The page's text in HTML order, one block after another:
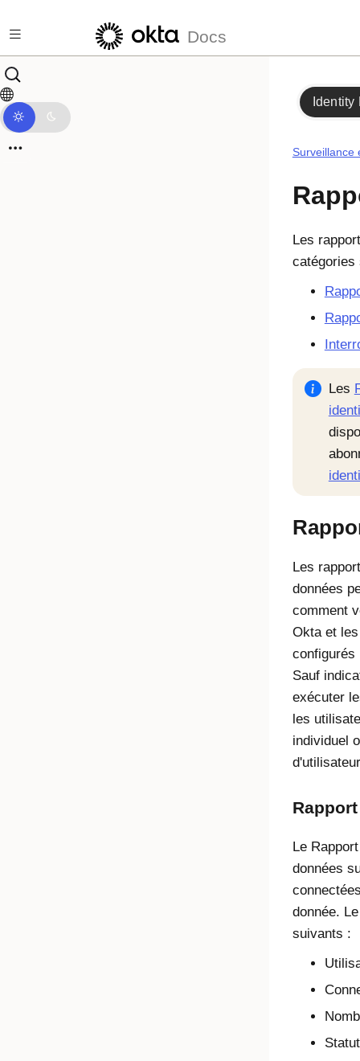
Docs
Identity
Surveillance
Les
catégories
Les
Les
données
comment
Okta et
configurés
Sauf
exécuter
les
individuel
Le
données
donnée.
suivants :